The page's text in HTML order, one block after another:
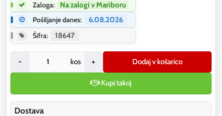
Zaloga:
Na zalogi v Mariboru
Pošiljanje danes:
6.08.2026
Šifra:
18647
- kos + Dodaj v košarico
Kupi takoj
Dostava